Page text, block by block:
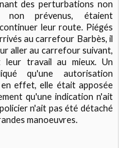
des perturbations non
non prévenus, étaient
leur route. Piégés
au carrefour Barbès, il
aller au carrefour suivant,
leur travail au mieux. Un
qu'une autorisation
effet, elle était apposée
qu'une indication n'ait
n'ait pas été détaché
manoeuvres.